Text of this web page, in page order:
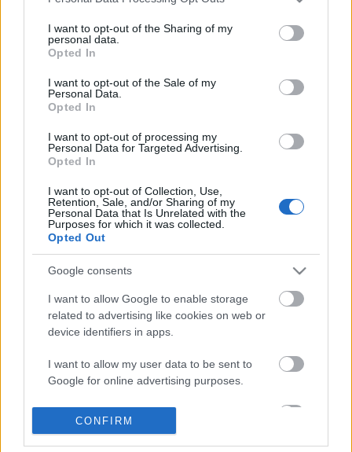
not limited to your visit or usage behaviour. You may click to
grant or deny consent to Google and its third-party tags to
use your data for below specified purposes in below Google
consent section.
I want to opt-out of the Sharing of my
personal data.
Opted In
I want to opt-out of the Sale of my
Personal Data.
Opted In
I want to opt-out of processing my
Personal Data for Targeted Advertising.
Opted In
I want to opt-out of Collection, Use,
Retention, Sale, and/or Sharing of my
Personal Data that Is Unrelated with the
Purposes for which it was collected.
Opted Out
Google consents
I want to allow Google to enable storage
related to advertising like cookies on web or
device identifiers in apps.
I want to allow my user data to be sent to
Google for online advertising purposes.
I want to allow Google to send me
personalized advertising.
CONFIRM
zavargásokra csupán az ország történelmében
időről időre tapasztalható korrekciós igény
kifejeződéseként…
BEKIÁLTÁS: Kifullad a lázadás az USA-
ban, de a feszültség megmarad